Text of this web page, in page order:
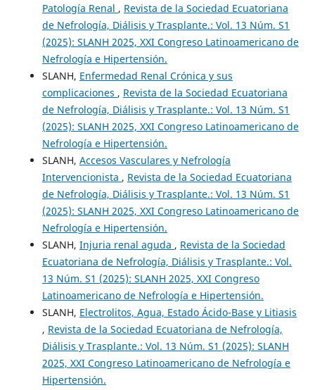
Patología Renal , Revista de la Sociedad Ecuatoriana
de Nefrología, Diálisis y Trasplante.: Vol. 13 Núm. S1
(2025): SLANH 2025, XXI Congreso Latinoamericano de
Nefrología e Hipertensión.
SLANH, Enfermedad Renal Crónica y sus
complicaciones , Revista de la Sociedad Ecuatoriana
de Nefrología, Diálisis y Trasplante.: Vol. 13 Núm. S1
(2025): SLANH 2025, XXI Congreso Latinoamericano de
Nefrología e Hipertensión.
SLANH, Accesos Vasculares y Nefrología
Intervencionista , Revista de la Sociedad Ecuatoriana
de Nefrología, Diálisis y Trasplante.: Vol. 13 Núm. S1
(2025): SLANH 2025, XXI Congreso Latinoamericano de
Nefrología e Hipertensión.
SLANH, Injuria renal aguda , Revista de la Sociedad
Ecuatoriana de Nefrología, Diálisis y Trasplante.: Vol.
13 Núm. S1 (2025): SLANH 2025, XXI Congreso
Latinoamericano de Nefrología e Hipertensión.
SLANH, Electrolitos, Agua, Estado Ácido-Base y Litiasis
, Revista de la Sociedad Ecuatoriana de Nefrología,
Diálisis y Trasplante.: Vol. 13 Núm. S1 (2025): SLANH
2025, XXI Congreso Latinoamericano de Nefrología e
Hipertensión.